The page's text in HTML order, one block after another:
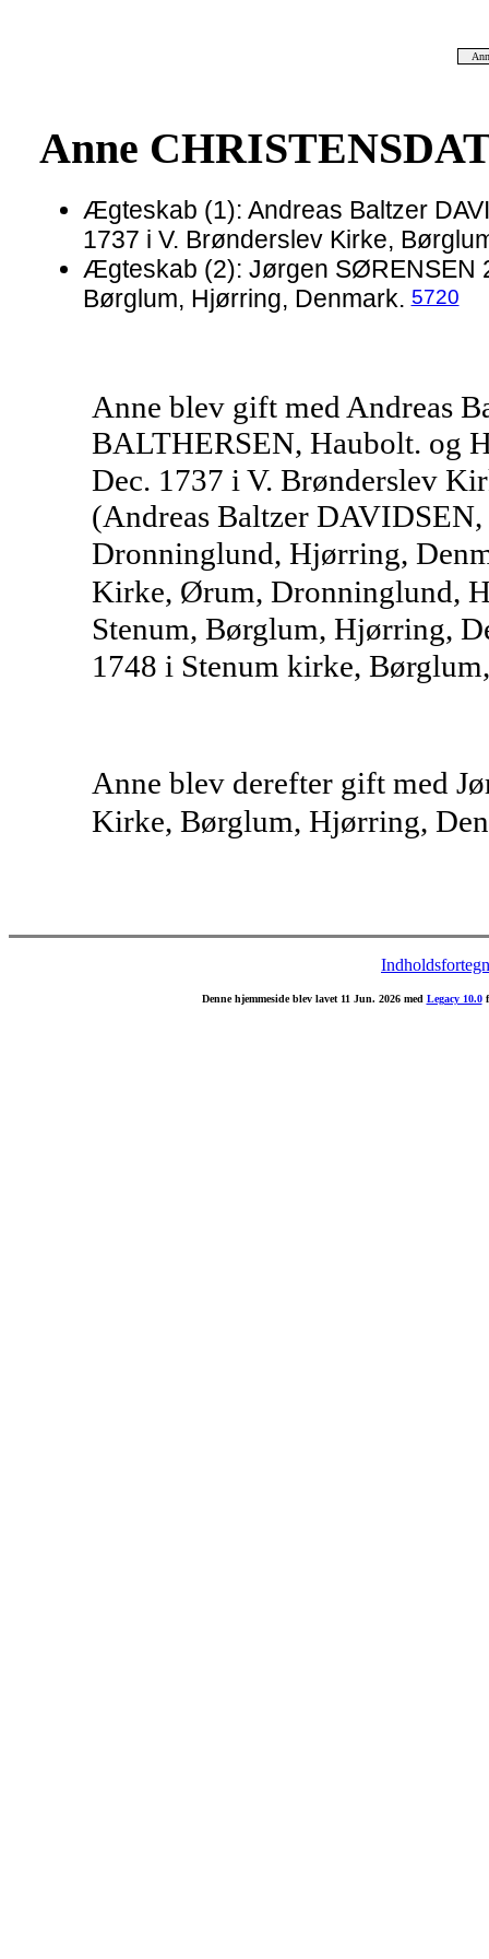
Anne
Ægteskab (1): Andreas Baltzer
1737 i V. Brønderslev Kirke,
Ægteskab (2): Jørgen SØRENSEN
Børglum, Hjørring, Denmark.5720
Anne blev gift med Andreas
BALTHERSEN, Haubolt. og
Dec. 1737 i V. Brønderslev
(Andreas Baltzer
Dronninglund, Hjørring,
Kirke, Ørum, Dronninglund,
Stenum, Børglum, Hjørring,
1748 i Stenum kirke,
Anne blev derefter gift med
Kirke, Børglum, Hjørring,
Denne hjemmeside blev lavet 11 Jun. 2026 med Legacy 10.0